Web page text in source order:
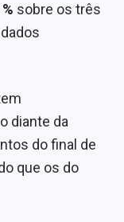
sobre os três
diante da
do final de
que os do